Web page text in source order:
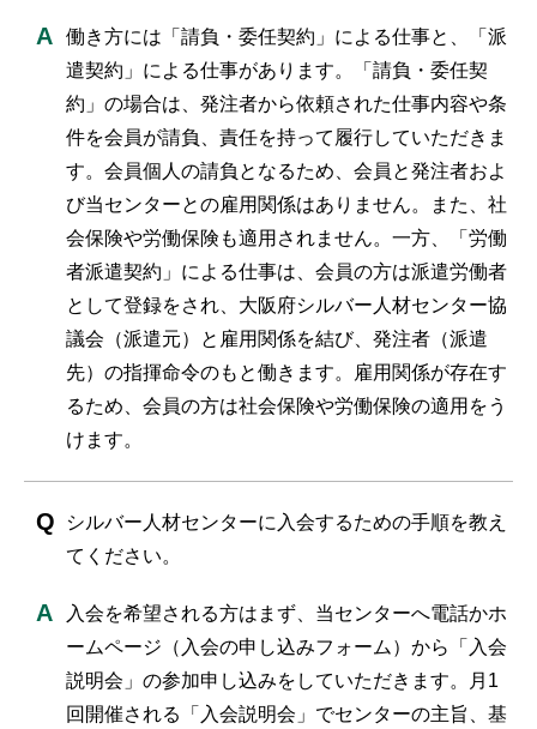
働き方には「請負・委任契約」による仕事と、「派
遣契約」による仕事があります。「請負・委任契
約」の場合は、発注者から依頼された仕事内容や条
件を会員が請負、責任を持って履行していただきま
す。会員個人の請負となるため、会員と発注者およ
び当センターとの雇用関係はありません。また、社
会保険や労働保険も適用されません。一方、「労働
者派遣契約」による仕事は、会員の方は派遣労働者
として登録をされ、大阪府シルバー人材センター協
議会（派遣元）と雇用関係を結び、発注者（派遣
先）の指揮命令のもと働きます。雇用関係が存在す
るため、会員の方は社会保険や労働保険の適用をう
けます。
シルバー人材センターに入会するための手順を教え
てください。
入会を希望される方はまず、当センターへ電話かホ
ームページ（入会の申し込みフォーム）から「入会
説明会」の参加申し込みをしていただきます。月1
回開催される「入会説明会」でセンターの主旨、基